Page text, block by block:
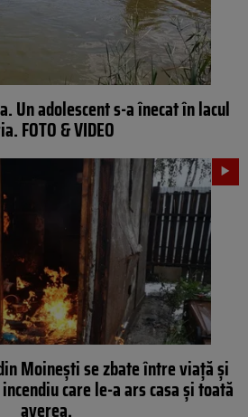
Un adolescent s-a înecat în lacul
FOTO & VIDEO
Moinești se zbate între viață și
care le-a ars casa și toată
averea.